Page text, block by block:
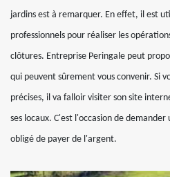
jardins est à remarquer. En effet, il est
professionnels pour réaliser les
clôtures. Entreprise Peringale peut
qui peuvent sûrement vous convenir. Si
précises, il va falloir visiter son site
ses locaux. C'est l'occasion de demander
obligé de payer de l'argent.